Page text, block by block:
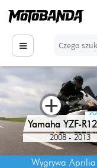
Yamaha YZF-
2008 - 2013
+
Wygrywa Aprilia